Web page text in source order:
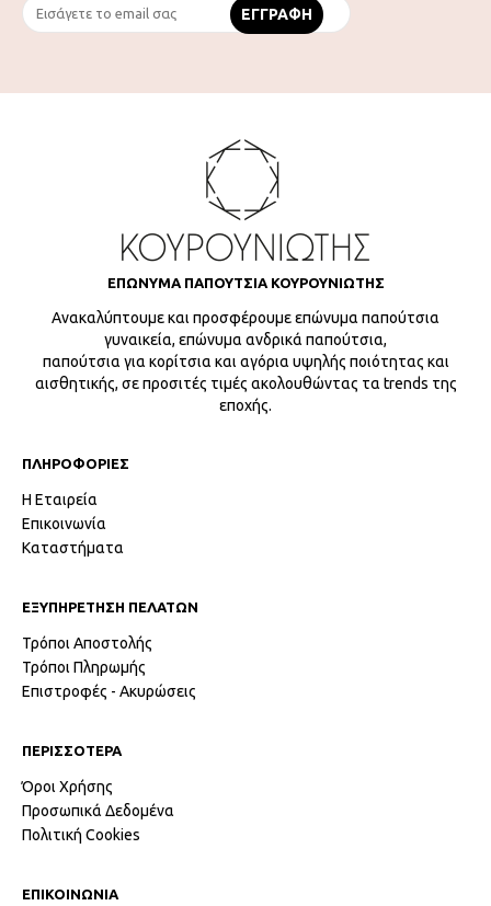
ΕΠΩΝΥΜΑ ΠΑΠΟΥΤΣΙΑ ΚΟΥΡΟΥΝΙΩΤΗΣ
Ανακαλύπτουμε και προσφέρουμε επώνυμα παπούτσια
γυναικεία, επώνυμα ανδρικά παπούτσια,
παπούτσια για κορίτσια και αγόρια υψηλής ποιότητας και
αισθητικής, σε προσιτές τιμές ακολουθώντας τα trends της
εποχής.
ΠΛΗΡΟΦΟΡΙΕΣ
Η Εταιρεία
Επικοινωνία
Καταστήματα
ΕΞΥΠΗΡΕΤΗΣΗ ΠΕΛΑΤΩΝ
Τρόποι Αποστολής
Τρόποι Πληρωμής
Επιστροφές - Ακυρώσεις
ΠΕΡΙΣΣΟΤΕΡΑ
Όροι Χρήσης
Προσωπικά Δεδομένα
Πολιτική Cookies
ΕΠΙΚΟΙΝΩΝΙΑ